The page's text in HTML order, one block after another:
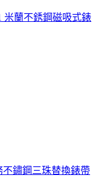
米蘭不銹鋼磁吸式錶
不鏽鋼三珠替換錶帶